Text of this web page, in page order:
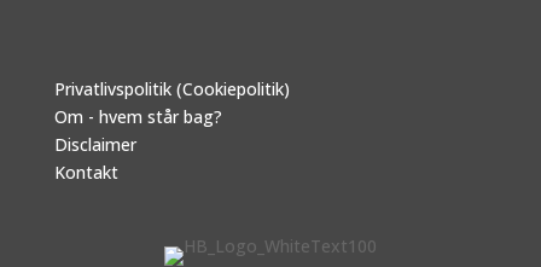
Privatlivspolitik (Cookiepolitik)
Om - hvem står bag?
Disclaimer
Kontakt